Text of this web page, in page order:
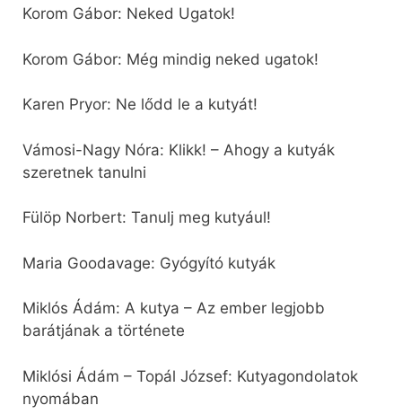
Korom Gábor: Neked Ugatok!
Korom Gábor: Még mindig neked ugatok!
Karen Pryor: Ne lődd le a kutyát!
Vámosi-Nagy Nóra: Klikk! – Ahogy a kutyák
szeretnek tanulni
Fülöp Norbert: Tanulj meg kutyául!
Maria Goodavage: Gyógyító kutyák
Miklós Ádám: A kutya – Az ember legjobb
barátjának a története
Miklósi Ádám – Topál József: Kutyagondolatok
nyomában